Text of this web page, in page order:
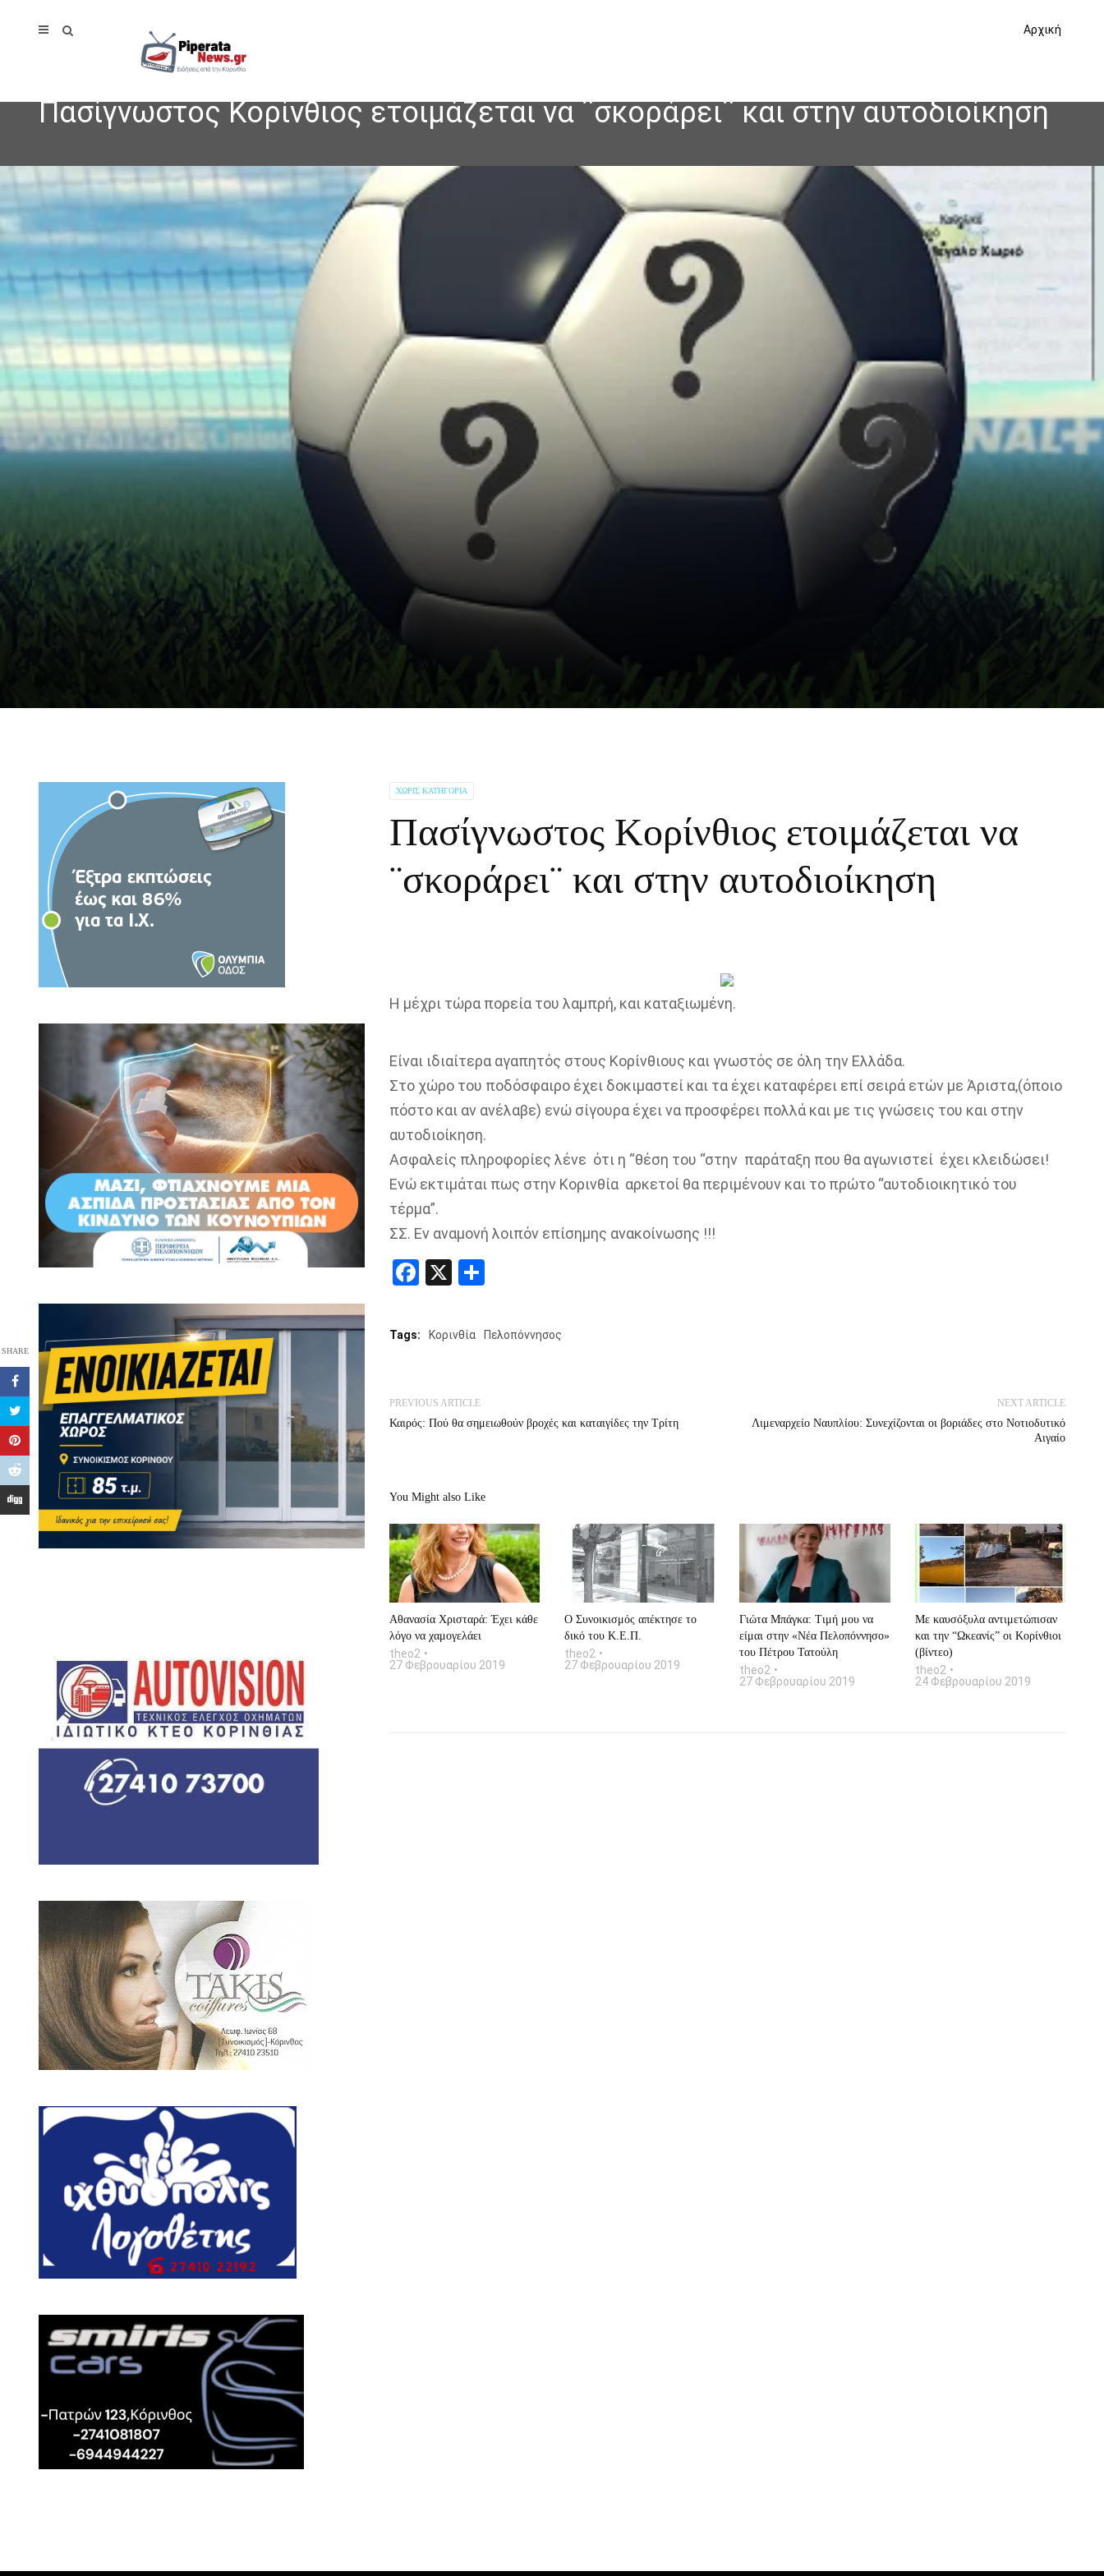
Αρχική
Πασίγνωστος Κορίνθιος ετοιμάζεται να ¨σκοράρει¨ και στην αυτοδιοίκηση
ΧΩΡΊΣ ΚΑΤΗΓΟΡΊΑ
Πασίγνωστος Κορίνθιος ετοιμάζεται να
¨σκοράρει¨ και στην αυτοδιοίκηση
SHARE
Η μέχρι τώρα πορεία του λαμπρή, και καταξιωμένη.
Είναι ιδιαίτερα αγαπητός στους Κορίνθιους και γνωστός σε όλη την Ελλάδα.
Στο χώρο του ποδόσφαιρο έχει δοκιμαστεί και τα έχει καταφέρει επί σειρά ετών με Άριστα,(όποιο
πόστο και αν ανέλαβε) ενώ σίγουρα έχει να προσφέρει πολλά και με τις γνώσεις του και στην
αυτοδιοίκηση.
Ασφαλείς πληροφορίες λένε ότι η “θέση του “στην παράταξη που θα αγωνιστεί έχει κλειδώσει!
Ενώ εκτιμάται πως στην Κορινθία αρκετοί θα περιμένουν και το πρώτο “αυτοδιοικητικό του
τέρμα”.
ΣΣ. Εν αναμονή λοιπόν επίσημης ανακοίνωσης !!!
Facebook
X Share
Tags: Κορινθία Πελοπόννησος
PREVIOUS ARTICLE
Καιρός: Πού θα σημειωθούν βροχές και καταιγίδες την Τρίτη
NEXT ARTICLE
Λιμεναρχείο Ναυπλίου: Συνεχίζονται οι βοριάδες στο Νοτιοδυτικό
Αιγαίο
You Might also Like
Αθανασία Χρισταρά: Έχει κάθε
λόγο να χαμογελάει
theo2
27 Φεβρουαρίου 2019
O Συνοικισμός απέκτησε το
δικό του Κ.Ε.Π.
theo2
27 Φεβρουαρίου 2019
Γιώτα Μπάγκα: Tιμή μου να
είμαι στην «Νέα Πελοπόννησο»
του Πέτρου Τατούλη
theo2
27 Φεβρουαρίου 2019
Με καυσόξυλα αντιμετώπισαν
και την “Ωκεανίς” οι Κορίνθιοι
(βίντεο)
theo2
24 Φεβρουαρίου 2019